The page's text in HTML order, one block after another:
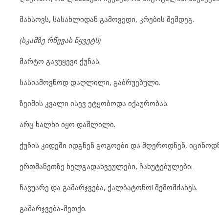
მახსოვს, სასახლიდან გამოვედი, კრების შემდეგ.
(სკამზე რწევას წყვეტს)
მარტო გავუყევი ქუჩას.
სასიამოვნოდ დაღლილი, გაბრუებული.
ზეიმის კვალი ისევ ეტყობოდა იქაურობას.
არც ხალხი იყო დაშლილი.
ქუჩის კიდეში იდგნენ გოგოები და მღეროდნენ,
ერთმანეთზე ხელგადახვეულები, ჩახუტებულები.
ჩავუარე და გამარჯვება, ქალბატონო! შემომძახეს.
გამარჯვება-მეთქი.